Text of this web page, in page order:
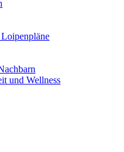
und Wellness